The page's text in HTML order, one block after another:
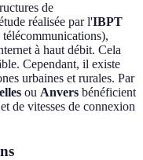
de
réalisée par l'IBPT
à haut débit. Cela
Cependant, il existe
urbaines et rurales. Par
ou Anvers bénéficient
de vitesses de connexion